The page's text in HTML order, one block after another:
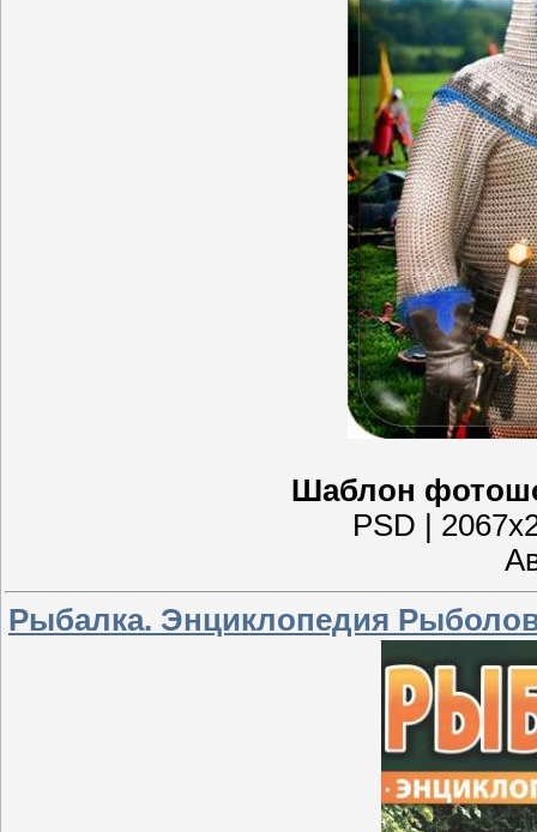
Шаблон
PSD |
Рыбалка. Энциклопедия